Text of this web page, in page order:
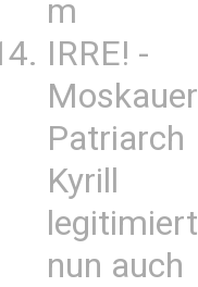
m
IRRE! -
Moskauer
Patriarch
Kyrill
legitimiert
nun auch